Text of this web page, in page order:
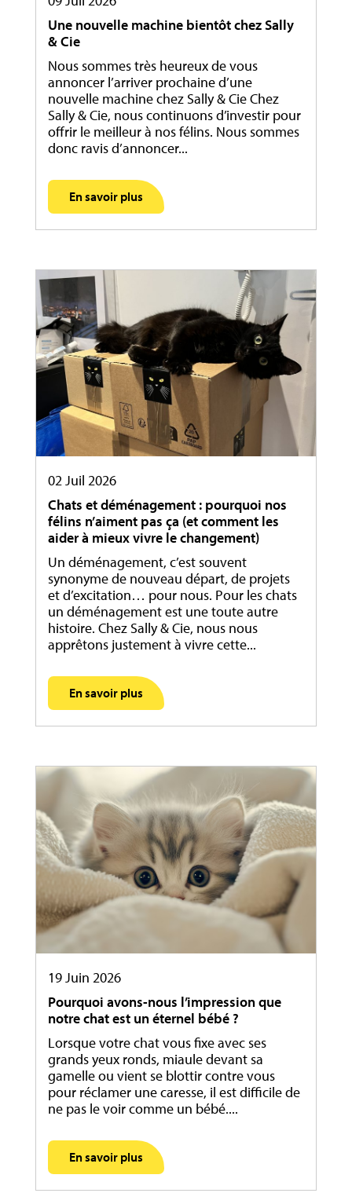
Une nouvelle machine bientôt chez Sally
& Cie
Nous sommes très heureux de vous
annoncer l’arriver prochaine d’une
nouvelle machine chez Sally & Cie Chez
Sally & Cie, nous continuons d’investir pour
offrir le meilleur à nos félins. Nous sommes
donc ravis d’annoncer...
En savoir plus
02 Juil 2026
Chats et déménagement : pourquoi nos
félins n’aiment pas ça (et comment les
aider à mieux vivre le changement)
Un déménagement, c’est souvent
synonyme de nouveau départ, de projets
et d’excitation… pour nous. Pour les chats
un déménagement est une toute autre
histoire. Chez Sally & Cie, nous nous
apprêtons justement à vivre cette...
En savoir plus
19 Juin 2026
Pourquoi avons-nous l’impression que
notre chat est un éternel bébé ?
Lorsque votre chat vous fixe avec ses
grands yeux ronds, miaule devant sa
gamelle ou vient se blottir contre vous
pour réclamer une caresse, il est difficile de
ne pas le voir comme un bébé....
En savoir plus